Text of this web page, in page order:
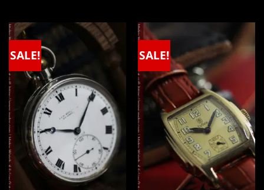
¥1,300,000
で
た。
は
¥1,300,000
格
は
¥720,000
で
し
た。
価
¥720,000
で
す。
SALE! SALE!